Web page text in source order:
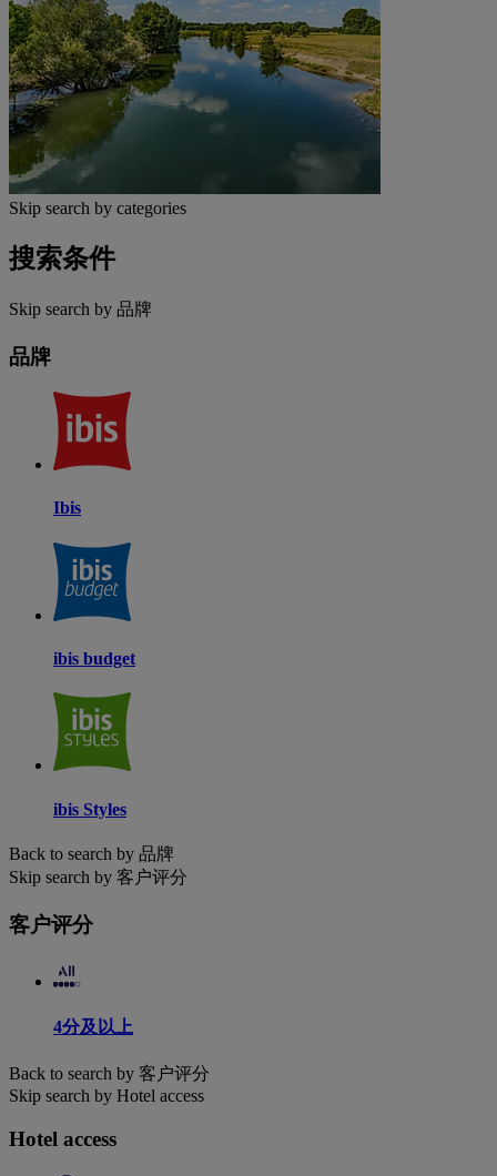
Skip search by categories
搜索条件
Skip search by 品牌
品牌
Ibis
ibis budget
ibis Styles
Back to search by 品牌
Skip search by 客户评分
客户评分
4分及以上
Back to search by 客户评分
Skip search by Hotel access
Hotel access